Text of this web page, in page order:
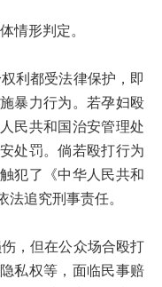
形判定。
都受法律保护，即
暴力行为。若孕妇殴
民共和国治安管理处
处罚。倘若殴打行为
犯了《中华人民共和
法追究刑事责任。
，但在公众场合殴打
私权等，面临民事赔